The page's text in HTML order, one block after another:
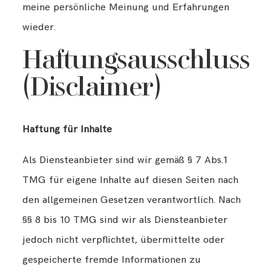
meine persönliche Meinung und Erfahrungen
wieder.
Haftungsausschluss
(Disclaimer)
Haftung für Inhalte
Als Diensteanbieter sind wir gemäß § 7 Abs.1
TMG für eigene Inhalte auf diesen Seiten nach
den allgemeinen Gesetzen verantwortlich. Nach
§§ 8 bis 10 TMG sind wir als Diensteanbieter
jedoch nicht verpflichtet, übermittelte oder
gespeicherte fremde Informationen zu